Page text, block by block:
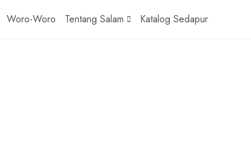
Woro-Woro Tentang Salam Katalog Sedapur